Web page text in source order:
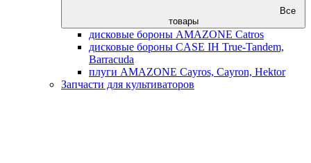
Все
товары
дисковые бороны AMAZONE Catros
дисковые бороны CASE IH True-Tandem,
Barracuda
плуги AMAZONE Cayros, Cayron, Hektor
Запчасти для культиваторов